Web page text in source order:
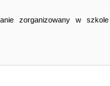
zorganizowany w